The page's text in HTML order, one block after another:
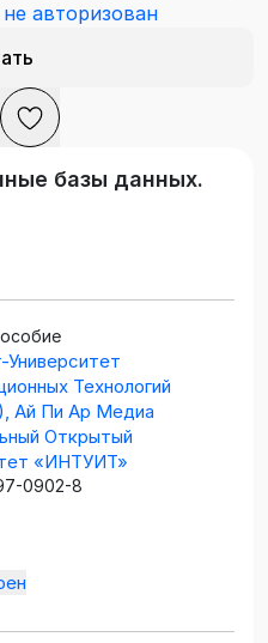
авторизован
базы данных.
Университет
Технологий
Ай Пи Ар Медиа
Открытый
«ИНТУИТ»
0902-8